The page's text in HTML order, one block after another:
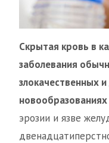
Скрытая кровь в
заболевания
злокачественных
эрозии и язве